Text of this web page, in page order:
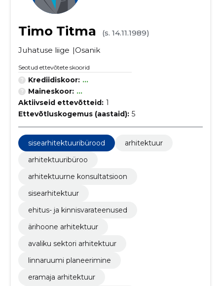
Timo Titma
(s. 14.11.1989)
Juhatuse liige
Osanik
Seotud ettevõtete skoorid
Krediidiskoor: ...
Maineskoor: ...
Aktiivseid ettevõtteid: 1
Ettevõtluskogemus (aastaid): 5
sisearhitektuuribürood
arhitektuur
arhitektuuribüroo
arhitektuurne konsultatsioon
sisearhitektuur
ehitus- ja kinnisvarateenused
ärihoone arhitektuur
avaliku sektori arhitektuur
linnaruumi planeerimine
eramaja arhitektuur